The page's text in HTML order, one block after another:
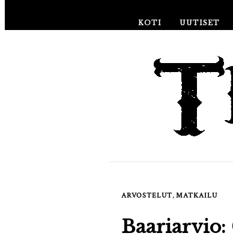
KOTI UUTISET
ARVOSTELUT, MATKAILU
Baariarvio: